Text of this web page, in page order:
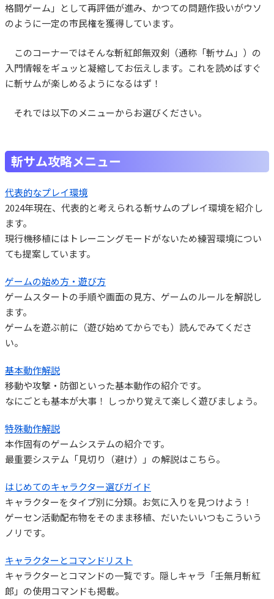
格闘ゲーム」として再評価が進み、かつての問題作扱いがウソ
のように一定の市民権を獲得しています。
このコーナーではそんな斬紅郎無双剣（通称「斬サム」）の
入門情報をギュッと凝縮してお伝えします。これを読めばすぐ
に斬サムが楽しめるようになるはず！
それでは以下のメニューからお選びください。
斬サム攻略メニュー
代表的なプレイ環境
2024年現在、代表的と考えられる斬サムのプレイ環境を紹介し
ます。
現行機移植にはトレーニングモードがないため練習環境につい
ても提案しています。
ゲームの始め方・遊び方
ゲームスタートの手順や画面の見方、ゲームのルールを解説し
ます。
ゲームを遊ぶ前に（遊び始めてからでも）読んでみてくださ
い。
基本動作解説
移動や攻撃・防御といった基本動作の紹介です。
なにごとも基本が大事！ しっかり覚えて楽しく遊びましょう。
特殊動作解説
本作固有のゲームシステムの紹介です。
最重要システム「見切り（避け）」の解説はこちら。
はじめてのキャラクター選びガイド
キャラクターをタイプ別に分類。お気に入りを見つけよう！
ゲーセン活動配布物をそのまま移植、だいたいいつもこういう
ノリです。
キャラクターとコマンドリスト
キャラクターとコマンドの一覧です。隠しキャラ「壬無月斬紅
郎」の使用コマンドも掲載。